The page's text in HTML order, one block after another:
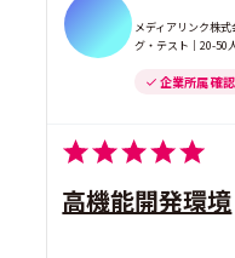
メディアリンク株
グ・テスト｜20-50
企業所属 確
高機能開発環境